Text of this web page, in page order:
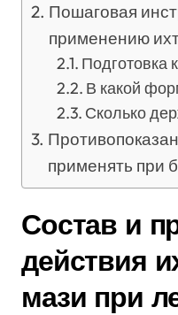
Пошаговая
применению
Подготовка
В какой
Сколько
применять при
Состав и
действия
мази при